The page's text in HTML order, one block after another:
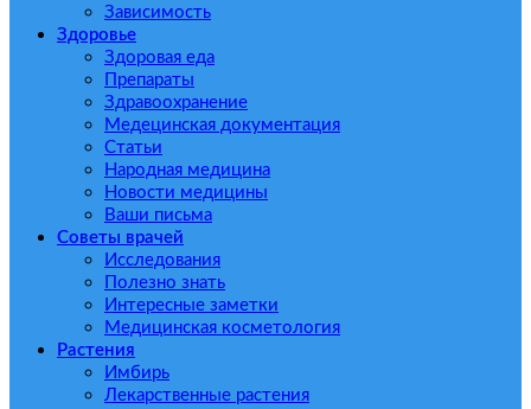
Зависимость
Здоровье
Здоровая еда
Препараты
Здравоохранение
Медецинская документация
Статьи
Народная медицина
Новости медицины
Ваши письма
Советы врачей
Исследования
Полезно знать
Интересные заметки
Медицинская косметология
Растения
Имбирь
Лекарственные растения